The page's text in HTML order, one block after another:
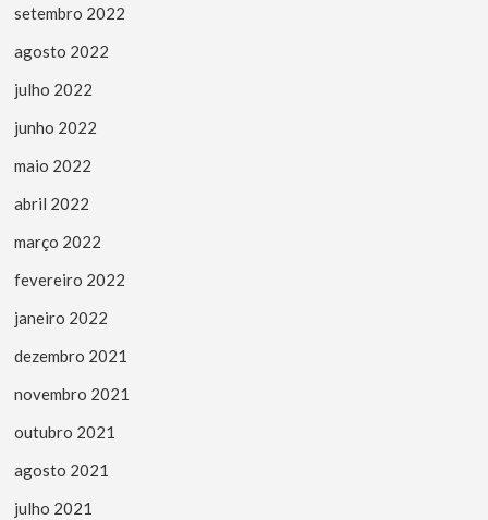
setembro 2022
agosto 2022
julho 2022
junho 2022
maio 2022
abril 2022
março 2022
fevereiro 2022
janeiro 2022
dezembro 2021
novembro 2021
outubro 2021
agosto 2021
julho 2021